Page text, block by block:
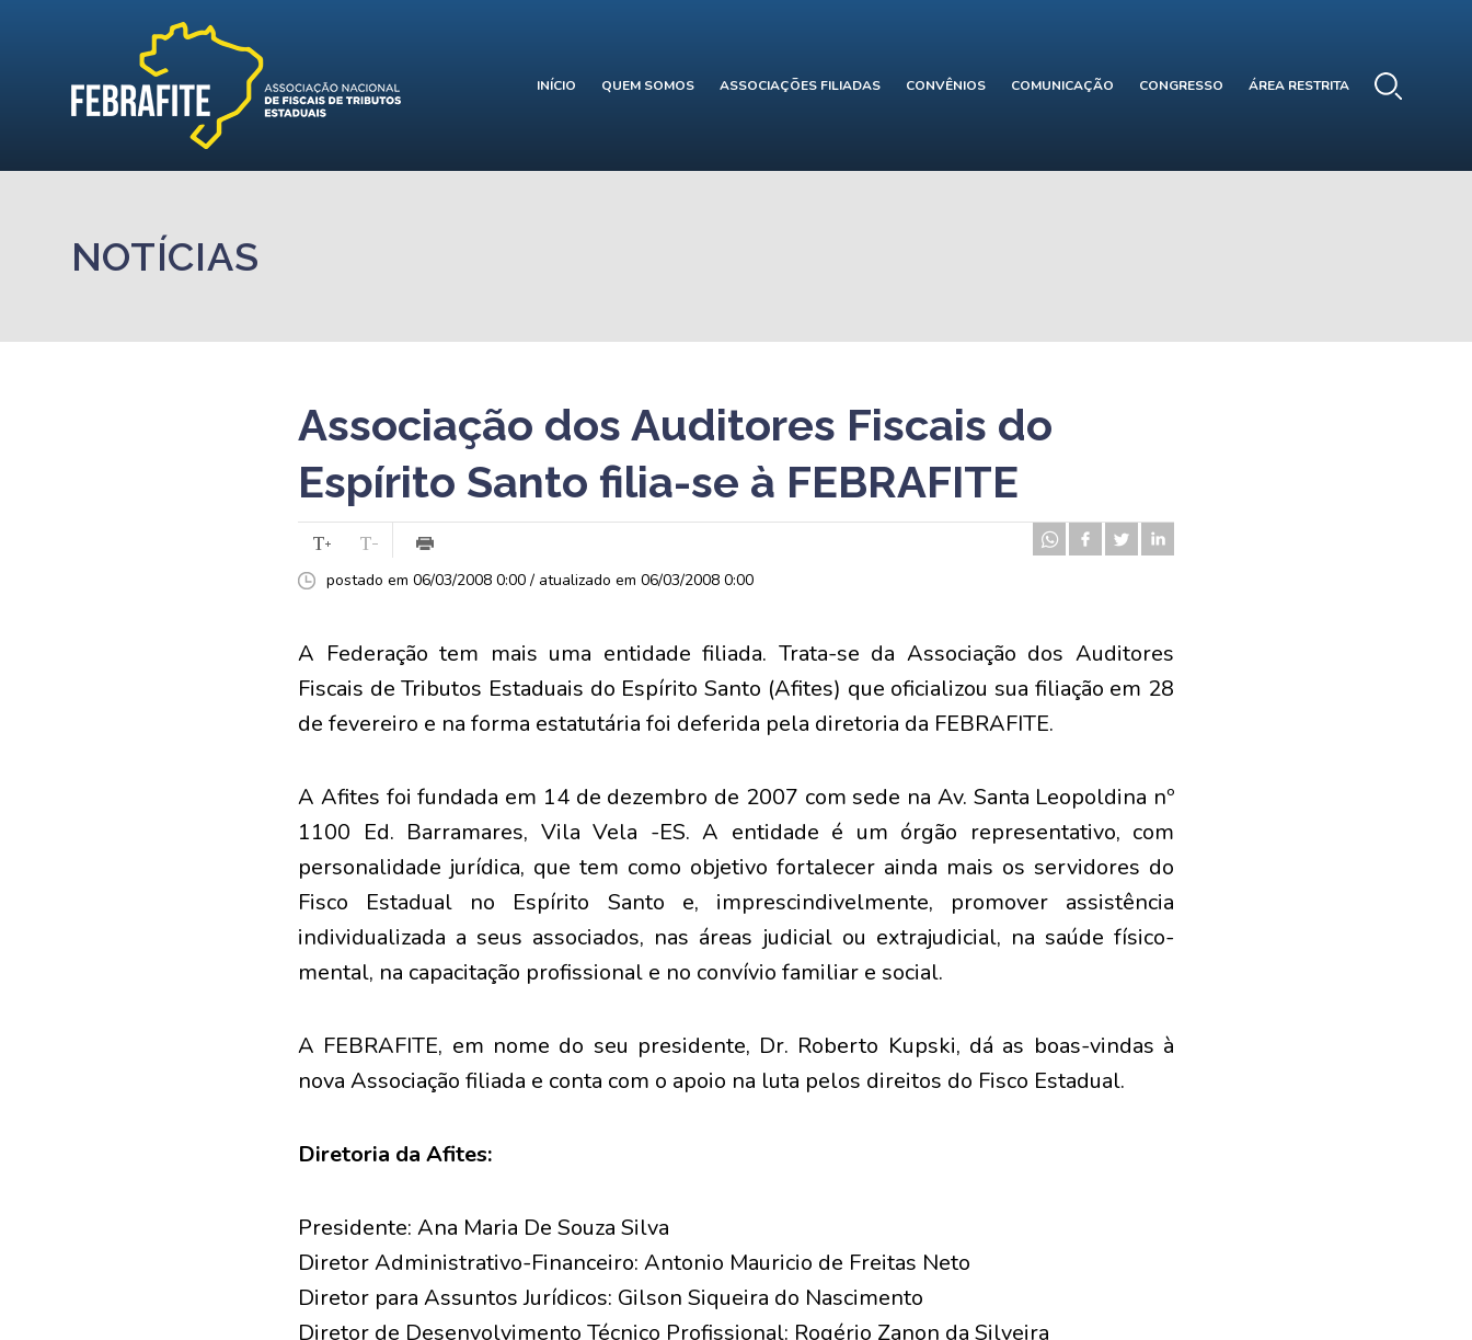
INÍCIO QUEM SOMOS ASSOCIAÇÕES FILIADAS CONVÊNIOS COMUNICAÇÃO CONGRESSO ÁREA RESTRITA
NOTÍCIAS
Associação dos Auditores Fiscais do
Espírito Santo filia-se à FEBRAFITE
postado em 06/03/2008 0:00 / atualizado em 06/03/2008 0:00
A Federação tem mais uma entidade filiada. Trata-se da Associação dos Auditores
Fiscais de Tributos Estaduais do Espírito Santo (Afites) que oficializou sua filiação em 28
de fevereiro e na forma estatutária foi deferida pela diretoria da FEBRAFITE.
A Afites foi fundada em 14 de dezembro de 2007 com sede na Av. Santa Leopoldina nº
1100 Ed. Barramares, Vila Vela -ES. A entidade é um órgão representativo, com
personalidade jurídica, que tem como objetivo fortalecer ainda mais os servidores do
Fisco Estadual no Espírito Santo e, imprescindivelmente, promover assistência
individualizada a seus associados, nas áreas judicial ou extrajudicial, na saúde físico-
mental, na capacitação profissional e no convívio familiar e social.
A FEBRAFITE, em nome do seu presidente, Dr. Roberto Kupski, dá as boas-vindas à
nova Associação filiada e conta com o apoio na luta pelos direitos do Fisco Estadual.
Diretoria da Afites:
Presidente: Ana Maria De Souza Silva
Diretor Administrativo-Financeiro: Antonio Mauricio de Freitas Neto
Diretor para Assuntos Jurídicos: Gilson Siqueira do Nascimento
Diretor de Desenvolvimento Técnico Profissional: Rogério Zanon da Silveira